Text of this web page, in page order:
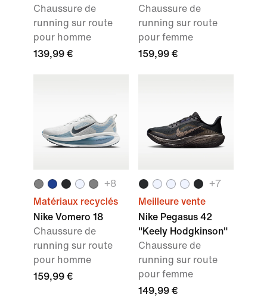
Chaussure de
running sur route
pour homme
139,99 €
Chaussure de
running sur route
pour femme
159,99 €
+8
Matériaux recyclés
Nike Vomero 18
Chaussure de
running sur route
pour homme
159,99 €
+7
Meilleure vente
Nike Pegasus 42
"Keely Hodgkinson"
Chaussure de
running sur route
pour femme
149,99 €